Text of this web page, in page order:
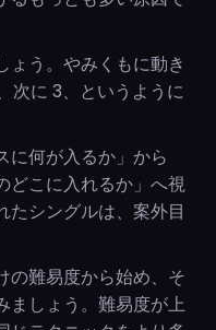
ょう。やみくもに動き
次に 3、というように
に何が入るか」から
どこに入れるか」へ視
たシングルは、案外目
の難易度から始め、そ
ましょう。難易度が上